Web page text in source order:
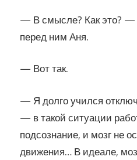
— В смысле? Как это? —
перед ним Аня.
— Вот так.
— Я долго учился
— в такой ситуации
подсознание, и мозг не
движения… В идеале,